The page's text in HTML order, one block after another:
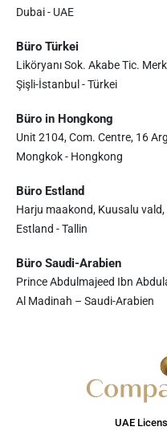
Dubai - UAE
Büro Türkei
Liköryanı Sok. Akabe Tic.
Şişli-İstanbul - Türkei
Büro in Hongkong
Unit 2104, Com. Centre, 16
Mongkok - Hongkong
Büro Estland
Harju maakond, Kuusalu
Estland - Tallin
Büro Saudi-Arabien
Prince Abdulmajeed Ibn
Al Madinah – Saudi-Arabien
UAE